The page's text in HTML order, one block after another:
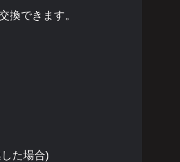
換できます。
た場合)